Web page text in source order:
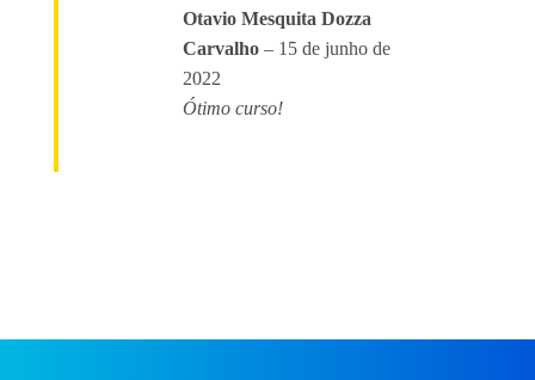
Avaliação5
de 5
Otavio Mesquita Dozza
Carvalho – 15 de junho de
2022
Ótimo curso!